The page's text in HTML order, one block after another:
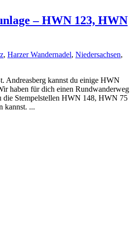
– HWN 123, HWN
, Harzer Wandernadel, Niedersachsen,
Andreasberg kannst du einige HWN
haben für dich einen Rundwanderweg
die Stempelstellen HWN 148, HWN 75
kannst. ...